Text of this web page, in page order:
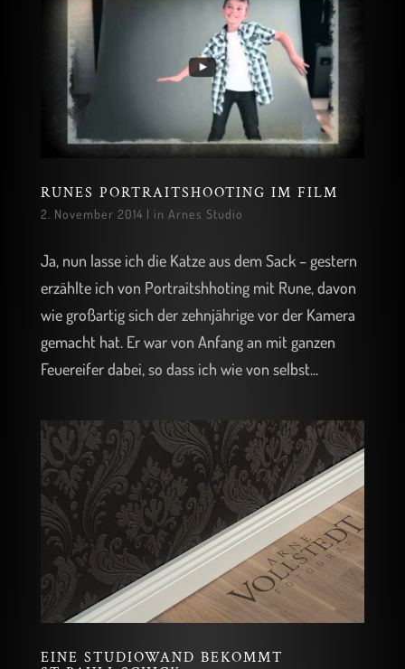
RUNES PORTRAITSHOOTING IM FILM
2. November 2014 | in Arnes Studio
Ja, nun lasse ich die Katze aus dem Sack – gestern
erzählte ich von Portraitshhoting mit Rune, davon
wie großartig sich der zehnjährige vor der Kamera
gemacht hat. Er war von Anfang an mit ganzen
Feuereifer dabei, so dass ich wie von selbst...
EINE STUDIOWAND BEKOMMT